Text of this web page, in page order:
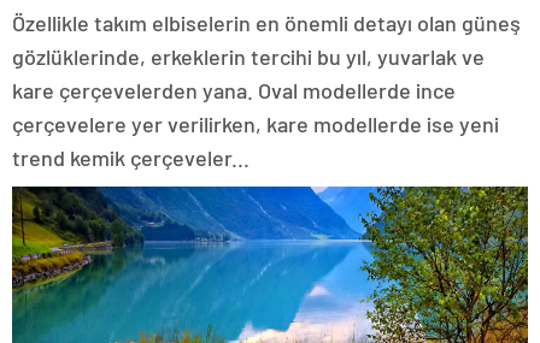
Özellikle takım elbiselerin en önemli detayı olan güneş
gözlüklerinde, erkeklerin tercihi bu yıl, yuvarlak ve
kare çerçevelerden yana. Oval modellerde ince
çerçevelere yer verilirken, kare modellerde ise yeni
trend kemik çerçeveler...